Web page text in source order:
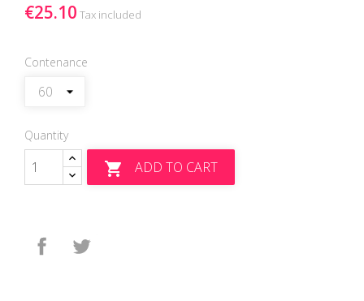
€25.10 Tax included
Contenance
Quantity
 ADD TO CART
Share